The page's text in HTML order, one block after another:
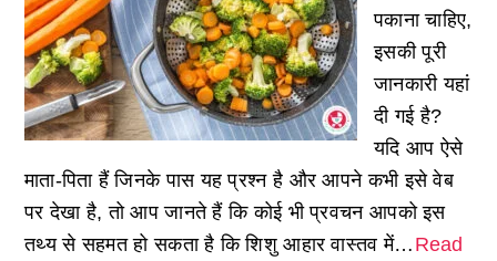
पकाना चाहिए,
इसकी पूरी
जानकारी यहां
दी गई है?
यदि आप ऐसे
माता-पिता हैं जिनके पास यह प्रश्न है और आपने कभी इसे वेब
पर देखा है, तो आप जानते हैं कि कोई भी प्रवचन आपको इस
तथ्य से सहमत हो सकता है कि शिशु आहार वास्तव में… Read